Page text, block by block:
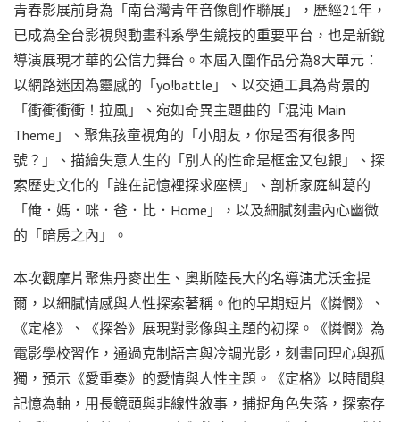
青春影展前身為「南台灣青年音像創作聯展」，歷經21年，
已成為全台影視與動畫科系學生競技的重要平台，也是新銳
導演展現才華的公信力舞台。本屆入圍作品分為8大單元：
以網路迷因為靈感的「yo!battle」、以交通工具為背景的
「衝衝衝衝！拉風」、宛如奇異主題曲的「混沌 Main
Theme」、聚焦孩童視角的「小朋友，你是否有很多問
號？」、描繪失意人生的「別人的性命是框金又包銀」、探
索歷史文化的「誰在記憶裡探求座標」、剖析家庭糾葛的
「俺．媽．咪．爸．比．Home」，以及細膩刻畫內心幽微
的「暗房之內」。
本次觀摩片聚焦丹麥出生、奧斯陸長大的名導演尤沃金提
爾，以細膩情感與人性探索著稱。他的早期短片《憐憫》、
《定格》、《探咎》展現對影像與主題的初探。《憐憫》為
電影學校習作，通過克制語言與冷調光影，刻畫同理心與孤
獨，預示《愛重奏》的愛情與人性主題。《定格》以時間與
記憶為軸，用長鏡頭與非線性敘事，捕捉角色失落，探索存